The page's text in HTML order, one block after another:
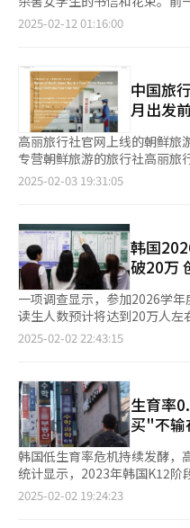
前返岗，出于病情考虑校方在
不悦，从而欲发泄不满。 这并不是一起事不关己高高挂起的偶发
分担带娃后顾之忧，也是家长
寰的悲剧，实在令每一位家长揪心不已。 悲剧
将推进制定对教师聘任前后
（暂定名），若发现有关疑似
疗。对于因精神疾病休假后返
加强课后托管班教室与家长之间的实
孩子们快乐学习、健康成长的
之地。悲剧已经发生，我们无
一名8岁的一年级学生。
2025-02-12 01:16:00
中国旅
月出发
高丽旅行社官网上线的朝鲜旅游
专营朝鲜旅游的旅行社高丽旅
期间前往朝鲜罗先的旅游产品预约。 根据旅行社官网
市场观光，参观金三角银行、海岸公
先停留两晚、在延吉停留两
5230元）起步。目前高丽旅
游商品预约。 旅行社表示，希望12日开始的首次旅游行程可以正
好赶得上朝鲜最主要的节日金
游行程尚未最终确定，正在等
定将立即提供相关信息。 另一家总部位于中国的朝鲜旅行社“青
年先锋旅行社”（Young
前仅接待俄罗斯团体游客。预
即将于6月开放的元山葛麻海
打造的旅游项目。
2025-02-03 19:31:05
韩国
破20万
一项调查显示，参加2026学
读生人数预计将达到20万人
来的最高水平。 韩国教培机构钟路学院2日发布的数据显示，参加
三学生人数等数据，预计2026
20.2762万人。这比2025学年
人）增加了11.5%。 根据数据，从1994学年度至2001学年度，每
年复读生人数均突破20万人，
创历史新高。从2002学年度至
在10万人左右，其中2004学
2026学年度复读生人数突破
26.9059万人以来的最高水平。 今年即将毕业的高三学生人数为
2025-02-02 22:43:15
生育率
买"不输
韩国低生育率危机持续发酵，
统计显示，2023年韩国K12阶
值，教育投入与生育意愿形成强烈倒挂。 韩国统
2025-02-02 19:24:23